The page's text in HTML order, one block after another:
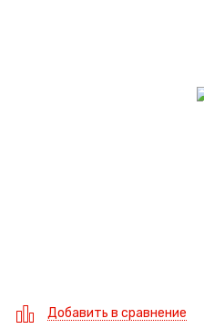
Добавить в сравнение